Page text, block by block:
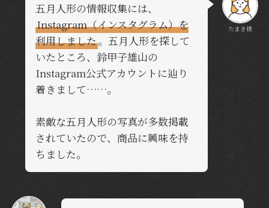
たまき様
五月人形の情報収集には、
Instagram（インスタグラム）を
利用しました。五月人形を探して
いたところ、鈴甲子雄山の
Instagram公式アカウントに辿り
着きまして……。
素敵な五月人形の写真が多数掲載
されていたので、商品に興味を持
ちました。